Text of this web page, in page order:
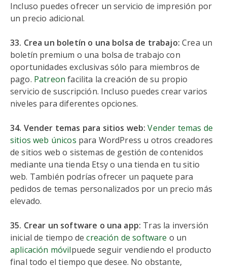
Incluso puedes ofrecer un servicio de impresión por
un precio adicional.
33. Crea un boletín o una bolsa de trabajo: Crea un
boletín premium o una bolsa de trabajo con
oportunidades exclusivas sólo para miembros de
pago. Patreon facilita la creación de su propio
servicio de suscripción. Incluso puedes crear varios
niveles para diferentes opciones.
34. Vender temas para sitios web: Vender temas de
sitios web únicos para WordPress u otros creadores
de sitios web o sistemas de gestión de contenidos
mediante una tienda Etsy o una tienda en tu sitio
web. También podrías ofrecer un paquete para
pedidos de temas personalizados por un precio más
elevado.
35. Crear un software o una app: Tras la inversión
inicial de tiempo decreación de software o un
aplicación móvilpuede seguir vendiendo el producto
final todo el tiempo que desee. No obstante,